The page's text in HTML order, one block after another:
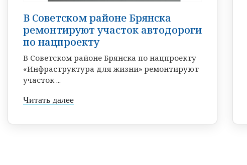
В Советском районе Брянска
ремонтируют участок автодороги
по нацпроекту
В Советском районе Брянска по нацпроекту
«Инфраструктура для жизни» ремонтируют
участок ...
Читать далее